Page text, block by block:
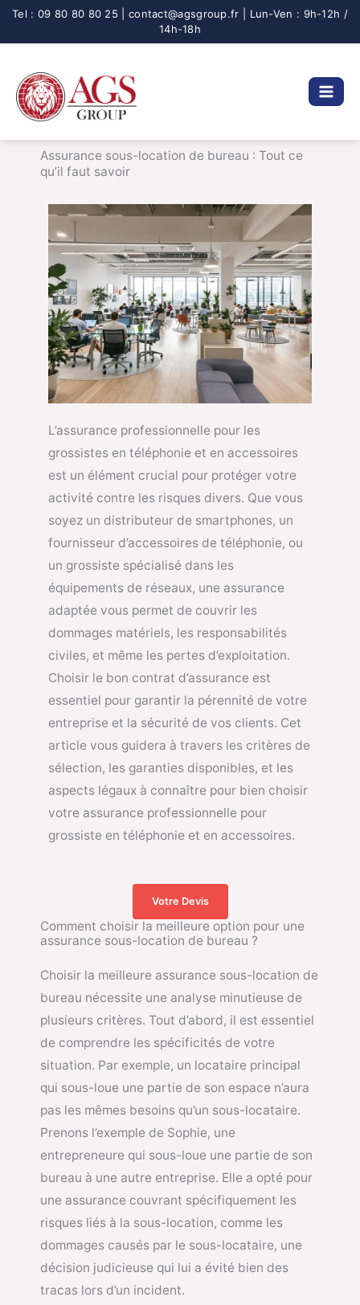
Aller
Assurance sous-location de bureau : Tout ce
qu’il faut savoir
L’assurance professionnelle pour les
grossistes en téléphonie et en accessoires
est un élément crucial pour protéger votre
activité contre les risques divers. Que vous
soyez un distributeur de smartphones, un
fournisseur d’accessoires de téléphonie, ou
un grossiste spécialisé dans les
équipements de réseaux, une assurance
adaptée vous permet de couvrir les
dommages matériels, les responsabilités
civiles, et même les pertes d’exploitation.
Choisir le bon contrat d’assurance est
essentiel pour garantir la pérennité de votre
entreprise et la sécurité de vos clients. Cet
article vous guidera à travers les critères de
sélection, les garanties disponibles, et les
aspects légaux à connaître pour bien choisir
votre assurance professionnelle pour
grossiste en téléphonie et en accessoires.
Votre Devis
Comment choisir la meilleure option pour une
assurance sous-location de bureau ?
Choisir la meilleure assurance sous-location de
bureau nécessite une analyse minutieuse de
plusieurs critères. Tout d’abord, il est essentiel
de comprendre les spécificités de votre
situation. Par exemple, un locataire principal
qui sous-loue une partie de son espace n’aura
pas les mêmes besoins qu’un sous-locataire.
Prenons l’exemple de Sophie, une
entrepreneure qui sous-loue une partie de son
bureau à une autre entreprise. Elle a opté pour
une assurance couvrant spécifiquement les
risques liés à la sous-location, comme les
dommages causés par le sous-locataire, une
décision judicieuse qui lui a évité bien des
tracas lors d’un incident.